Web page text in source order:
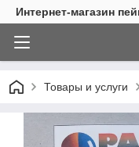
Интернет-магазин
Товары и услуги